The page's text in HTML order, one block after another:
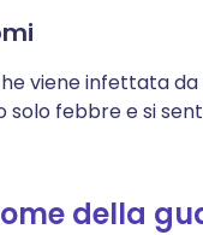
viene infettata
solo febbre e si
della